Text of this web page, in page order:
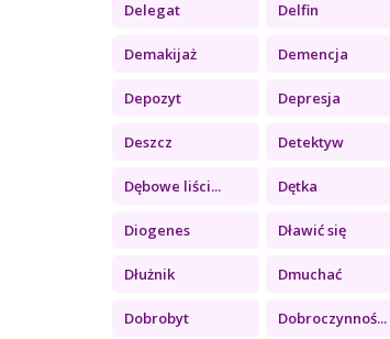
Delegat Delfin
Demakijaż Demencja
Depozyt Depresja
Deszcz Detektyw
Dębowe liści... Dętka
Diogenes Dławić się
Dłużnik Dmuchać
Dobrobyt Dobroczynnoś...